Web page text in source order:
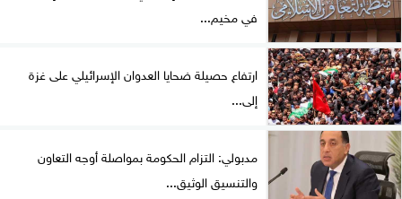
في مخيم...
ارتفاع حصيلة ضحايا العدوان الإسرائيلي على غزة
إلى...
مدبولي: التزام الحكومة بمواصلة أوجه التعاون
والتنسيق الوثيق...